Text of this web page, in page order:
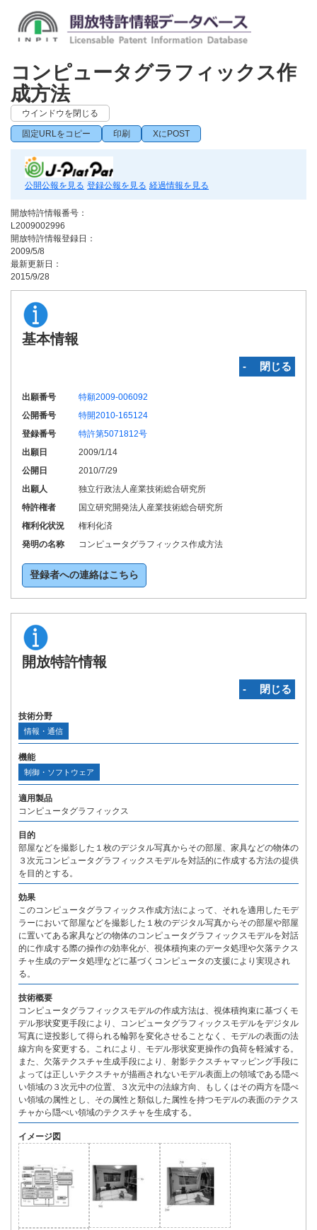
コンピュータグラフィックス作
成方法
ウインドウを閉じる
固定URLをコピー 印刷 XにPOST
公開公報を見る 登録公報を見る 経過情報を見る
開放特許情報番号：
L2009002996
開放特許情報登録日：
2009/5/8
最新更新日：
2015/9/28
基本情報
‐ 閉じる
出願番号
特願2009-006092
公開番号
特開2010-165124
登録番号
特許第5071812号
出願日
2009/1/14
公開日
2010/7/29
出願人
独立行政法人産業技術総合研究所
特許権者
国立研究開発法人産業技術総合研究所
権利化状況
権利化済
発明の名称
コンピュータグラフィックス作成方法
登録者への連絡はこちら
開放特許情報
‐ 閉じる
技術分野
情報・通信
機能
制御・ソフトウェア
適用製品
コンピュータグラフィックス
目的
部屋などを撮影した１枚のデジタル写真からその部屋、家具などの物体の
３次元コンピュータグラフィックスモデルを対話的に作成する方法の提供
を目的とする。
効果
このコンピュータグラフィックス作成方法によって、それを適用したモデ
ラーにおいて部屋などを撮影した１枚のデジタル写真からその部屋や部屋
に置いてある家具などの物体のコンピュータグラフィックスモデルを対話
的に作成する際の操作の効率化が、視体積拘束のデータ処理や欠落テクス
チャ生成のデータ処理などに基づくコンピュータの支援により実現され
る。
技術概要
コンピュータグラフィックスモデルの作成方法は、視体積拘束に基づくモ
デル形状変更手段により、コンピュータグラフィックスモデルをデジタル
写真に逆投影して得られる輪郭を変化させることなく、モデルの表面の法
線方向を変更する。これにより、モデル形状変更操作の負荷を軽減する。
また、欠落テクスチャ生成手段により、射影テクスチャマッピング手段に
よっては正しいテクスチャが描画されないモデル表面上の領域である隠ぺ
い領域の３次元中の位置、３次元中の法線方向、もしくはその両方を隠ぺ
い領域の属性とし、その属性と類似した属性を持つモデルの表面のテクス
チャから隠ぺい領域のテクスチャを生成する。
イメージ図